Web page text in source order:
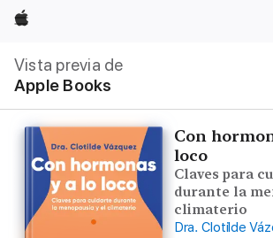
Apple
Vista previa de
Apple Books
local
Abrir
menú
Con
loco
Claves para
durante la
climaterio
Dra. Clotilde